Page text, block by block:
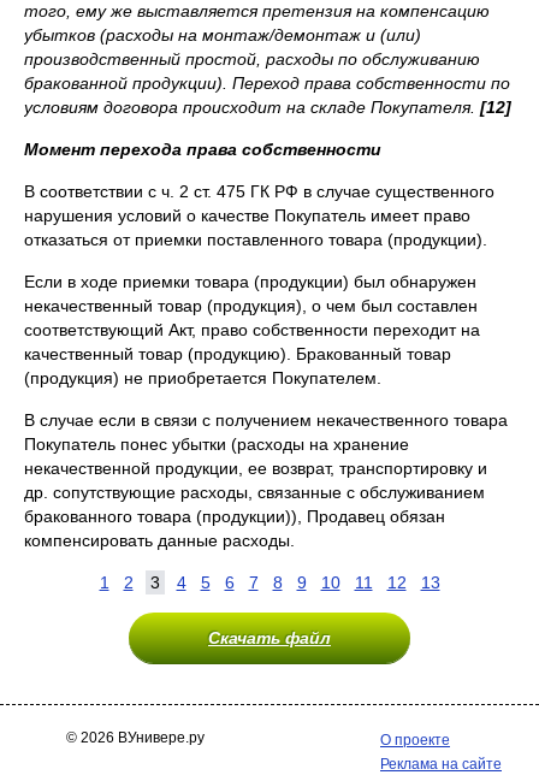
того, ему же выставляется претензия на компенсацию
убытков (расходы на монтаж/демонтаж и (или)
производственный простой, расходы по обслуживанию
бракованной продукции). Переход права собственности по
условиям договора происходит на складе Покупателя. [12]
Момент перехода права собственности
В соответствии с ч. 2 ст. 475 ГК РФ в случае существенного
нарушения условий о качестве Покупатель имеет право
отказаться от приемки поставленного товара (продукции).
Если в ходе приемки товара (продукции) был обнаружен
некачественный товар (продукция), о чем был составлен
соответствующий Акт, право собственности переходит на
качественный товар (продукцию). Бракованный товар
(продукция) не приобретается Покупателем.
В случае если в связи с получением некачественного товара
Покупатель понес убытки (расходы на хранение
некачественной продукции, ее возврат, транспортировку и
др. сопутствующие расходы, связанные с обслуживанием
бракованного товара (продукции)), Продавец обязан
компенсировать данные расходы.
1 2 3 4 5 6 7 8 9 10 11 12 13
Скачать файл
© 2026 ВУнивере.ру
О проекте
Реклама на сайте